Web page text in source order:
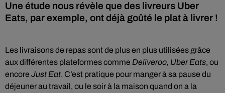
Une étude nous révèle que des livreurs Uber
Eats, par exemple, ont déjà goûté le plat à livrer !
Les livraisons de repas sont de plus en plus utilisées grâce
aux différentes plateformes comme Deliveroo, Uber Eats, ou
encore Just Eat. C’est pratique pour manger à sa pause du
déjeuner au travail, ou le soir à la maison quand on a la